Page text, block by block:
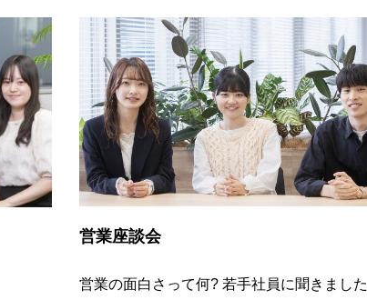
営業座談会
営業の面白さって何? 若手社員に聞きました